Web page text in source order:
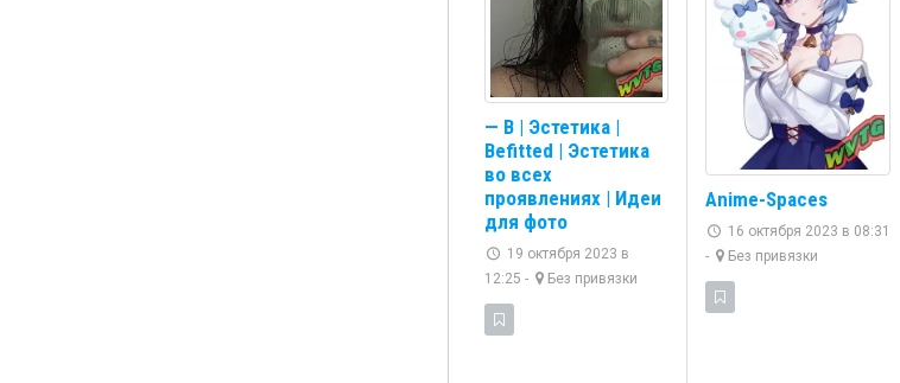
— B | Эстетика |
Befitted | Эстетика
во всех
проявлениях | Идеи
для фото
19 октября 2023 в
12:25 -
Без привязки
Anime-Spaces
16 октября 2023 в 08:31
-
Без привязки